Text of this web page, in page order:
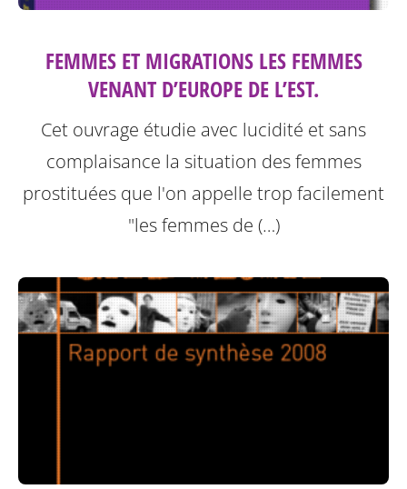
FEMMES ET MIGRATIONS LES FEMMES
VENANT D’EUROPE DE L’EST.
Cet ouvrage étudie avec lucidité et sans
complaisance la situation des femmes
prostituées que l'on appelle trop facilement
"les femmes de (…)